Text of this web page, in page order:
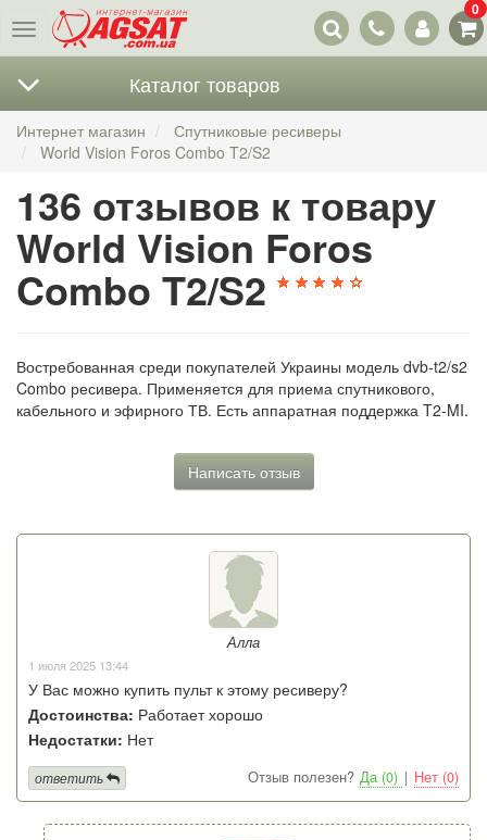
Меню
Наши
контакты
0
Каталог товаров
Интернет магазин
Спутниковые ресиверы
World Vision Foros Combo T2/S2
136 отзывов к товару
World Vision Foros
Combo T2/S2
Востребованная среди покупателей Украины модель dvb-t2/s2
Combo ресивера. Применяется для приема спутникового,
кабельного и эфирного ТВ. Есть аппаратная поддержка T2-MI.
Написать отзыв
Алла
1 июля 2025 13:44
У Вас можно купить пульт к этому ресиверу?
Достоинства: Работает хорошо
Недостатки: Нет
Отзыв полезен? Да (0) | Нет (0)
ответить